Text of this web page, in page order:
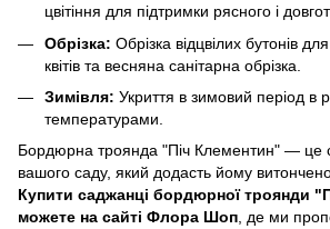
цвітіння для підтримки рясного і
Обрізка: Обрізка відцвілих бутонів
квітів та весняна санітарна обрізка.
Зимівля: Укриття в зимовий період в
температурами.
Бордюрна троянда "Піч Клементин" — це
вашого саду, який додасть йому
Купити саджанці бордюрної троянди
можете на сайті Флора Шоп, де ми